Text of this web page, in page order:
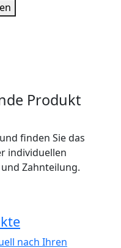
Produkt
finden Sie das
individuellen
Zahnteilung.
nach Ihren